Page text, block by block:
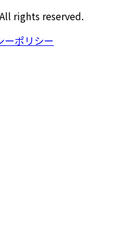
rights reserved.
ーポリシー